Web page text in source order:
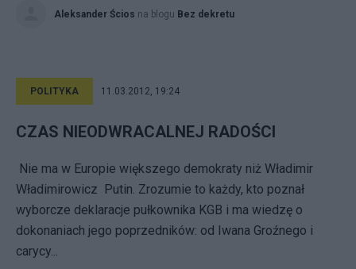
Aleksander Ścios na blogu Bez dekretu
POLITYKA 11.03.2012, 19:24
CZAS NIEODWRACALNEJ RADOŚCI
Nie ma w Europie większego demokraty niż Władimir
Władimirowicz Putin. Zrozumie to każdy, kto poznał
wyborcze deklaracje pułkownika KGB i ma wiedzę o
dokonaniach jego poprzedników: od Iwana Groźnego i
carycy...